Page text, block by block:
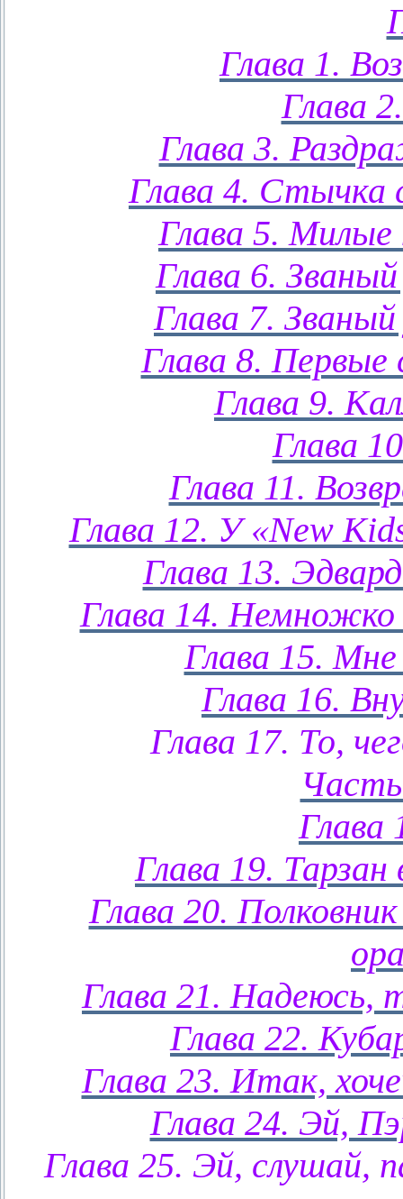
Глава 1.
Глава
Глава 3.
Глава 4. Стычка
Глава 5.
Глава 6.
Глава 7.
Глава 8. Первые
Глава 9.
Глава
Глава 11.
Глава 12. У «New
Глава 13.
Глава 14. Немножко
Глава 15.
Глава 16.
Глава 17. То,
Глава
Глава 19.
Глава 20.
Глава 21. Надеюсь,
Глава 22.
Глава 23. Итак,
Глава 24. Эй,
Глава 25. Эй, слушай,